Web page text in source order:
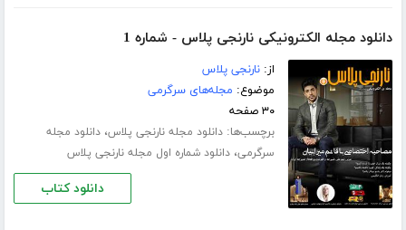
دانلود مجله الکترونیکی نارنجی پلاس - شماره 1
از:نارنجی پلاس
موضوع: مجله‌های سرگرمی
۳۰ صفحه
برچسب‌ها:دانلود مجله نارنجی پلاس،دانلود مجله
سرگرمی،دانلود شماره اول مجله نارنجی پلاس
دانلود کتاب